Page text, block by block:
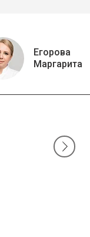
Егорова
Маргарита